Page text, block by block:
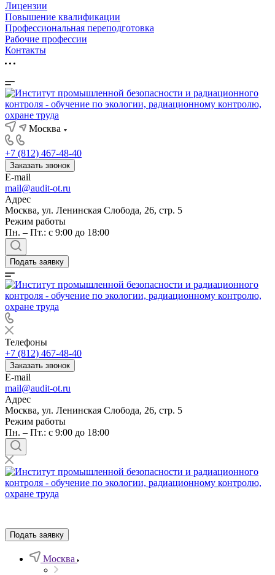
Лицензии
Повышение квалификации
Профессиональная переподготовка
Рабочие профессии
Контакты
Москва
+7 (812) 467-48-40
Заказать звонок
E-mail
mail@audit-ot.ru
Адрес
Москва, ул. Ленинская Слобода, 26, стр. 5
Режим работы
Пн. – Пт.: с 9:00 до 18:00
Подать заявку
Телефоны
+7 (812) 467-48-40
Заказать звонок
E-mail
mail@audit-ot.ru
Адрес
Москва, ул. Ленинская Слобода, 26, стр. 5
Режим работы
Пн. – Пт.: с 9:00 до 18:00
Подать заявку
Москва